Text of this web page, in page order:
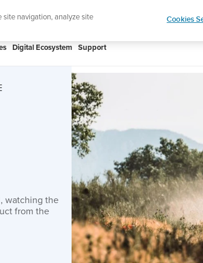
watch designed for runners Shop
Digital Ecosystem Support
watching the
from the
site navigation, analyze site
Cookies